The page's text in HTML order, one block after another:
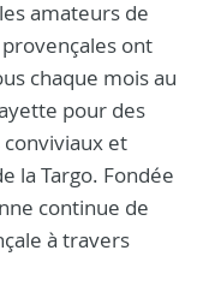
amateurs de
ont
chaque mois au
pour des
et
la Targo. Fondée
continue de
à travers